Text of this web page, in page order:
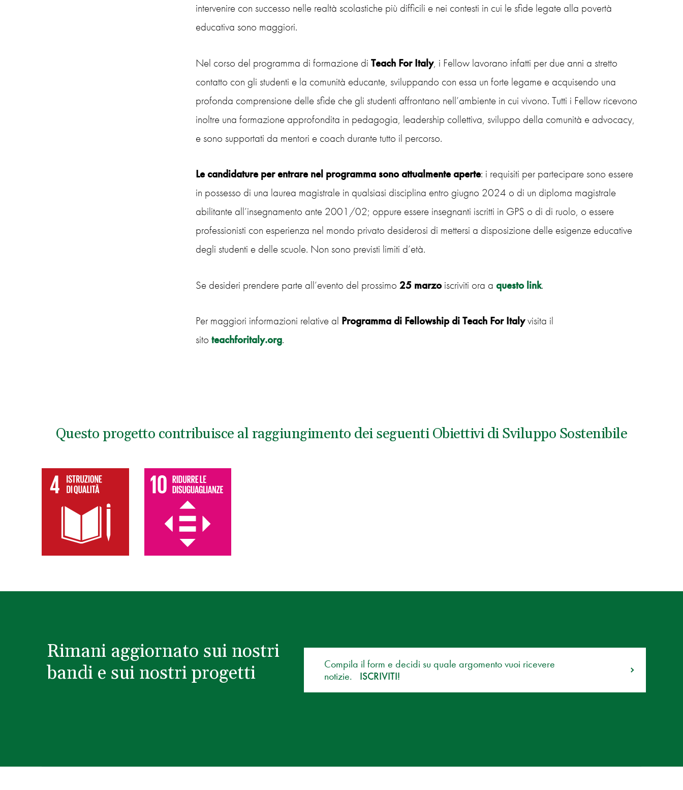
intervenire con successo nelle realtà scolastiche più difficili e nei contesti in cui le sfide legate alla povertà
educativa sono maggiori.
Nel corso del programma di formazione di Teach For Italy, i Fellow lavorano infatti per due anni a stretto
contatto con gli studenti e la comunità educante, sviluppando con essa un forte legame e acquisendo una
profonda comprensione delle sfide che gli studenti affrontano nell’ambiente in cui vivono. Tutti i Fellow ricevono
inoltre una formazione approfondita in pedagogia, leadership collettiva, sviluppo della comunità e advocacy,
e sono supportati da mentori e coach durante tutto il percorso.
Le candidature per entrare nel programma sono attualmente aperte: i requisiti per partecipare sono essere
in possesso di una laurea magistrale in qualsiasi disciplina entro giugno 2024 o di un diploma magistrale
abilitante all’insegnamento ante 2001/02; oppure essere insegnanti iscritti in GPS o di di ruolo, o essere
professionisti con esperienza nel mondo privato desiderosi di mettersi a disposizione delle esigenze educative
degli studenti e delle scuole. Non sono previsti limiti d’età.
Se desideri prendere parte all’evento del prossimo 25 marzoiscriviti ora a questo link.
Per maggiori informazioni relative al Programma di Fellowship di Teach For Italyvisita il
sito teachforitaly.org.
Questo progetto contribuisce al raggiungimento dei seguenti Obiettivi di Sviluppo Sostenibile
Rimani aggiornato sui nostri
bandi e sui nostri progetti
Compila il form e decidi su quale argomento vuoi ricevere
notizie.
ISCRIVITI!